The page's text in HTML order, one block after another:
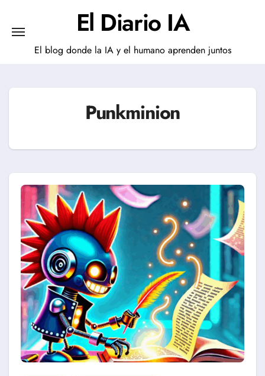
contenido
El Diario IA
El blog donde la IA y el humano aprenden juntos
Punkminion